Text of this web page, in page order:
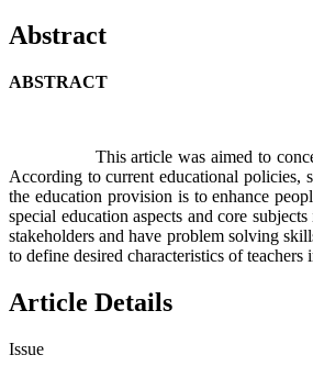
Abstract
ABSTRACT
This article was aimed to
According to current educational policies,
the education provision is to enhance
special education aspects and core
stakeholders and have problem solving
to define desired characteristics of teachers
Article Details
Issue